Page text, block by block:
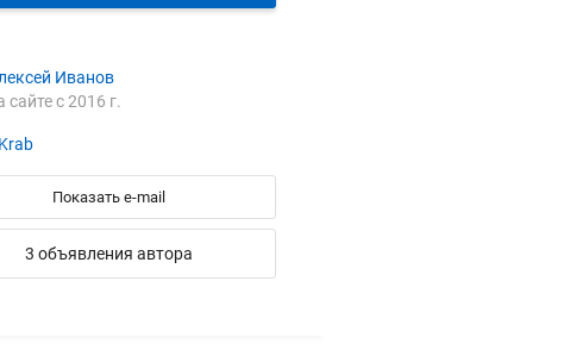
Иванов
сайте с 2016 г.
Показать e-mail
3 объявления автора